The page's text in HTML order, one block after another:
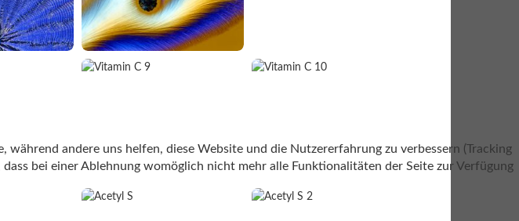
andere uns helfen, diese Website und die Nutzererfahrung zu verbessern (Tracking
bei einer Ablehnung womöglich nicht mehr alle Funktionalitäten der Seite zur Verfügung